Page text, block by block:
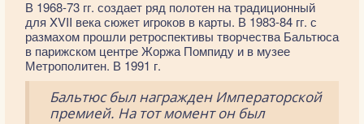
В 1968-73 гг. создает ряд полотен на традиционный
для XVII века сюжет игроков в карты. В 1983-84 гг. с
размахом прошли ретроспективы творчества Бальтюса
в парижском центре Жоржа Помпиду и в музее
Метрополитен. В 1991 г.
Бальтюс был награжден Императорской
премией. На тот момент он был